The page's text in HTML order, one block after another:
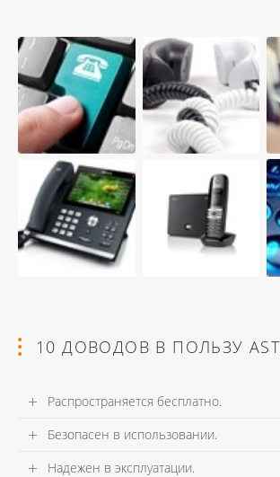
10 ДОВОДОВ В ПОЛЬЗУ
Распространяется бесплатно.
Безопасен в использовании.
Надежен в эксплуатации.